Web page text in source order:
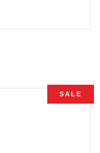
SALE